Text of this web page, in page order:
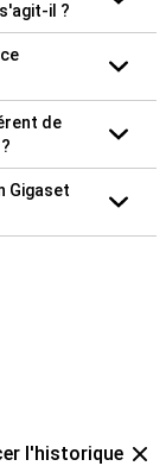
il ?
de
Gigaset
l'historique